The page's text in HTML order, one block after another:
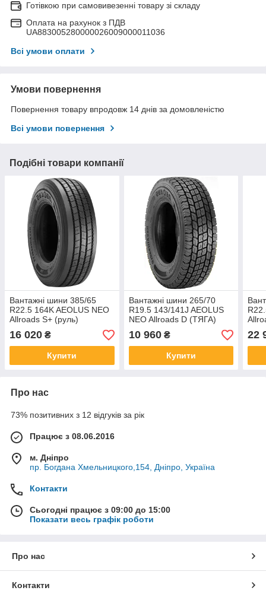
Готівкою при самовивезенні товару зі складу
Оплата на рахунок з ПДВ
UA883005280000026009000011036
Всі умови оплати
Умови повернення
Повернення товару впродовж 14 днів за домовленістю
Всі умови повернення
Подібні товари компанії
Вантажні шини 385/65
R22.5 164K AEOLUS NEO
Allroads S+ (руль)
16 020 ₴
Купити
Вантажні шини 265/70
R19.5 143/141J AEOLUS
NEO Allroads D (ТЯГА)
10 960₴
Купити
22
Про нас
73% позитивних з 12 відгуків за рік
Працює з 08.06.2016
м. Дніпро
пр. Богдана Хмельницкого,154, Дніпро, Україна
Контакти
Сьогодні працює з 09:00 до 15:00
Показати весь графік роботи
Про нас
Контакти